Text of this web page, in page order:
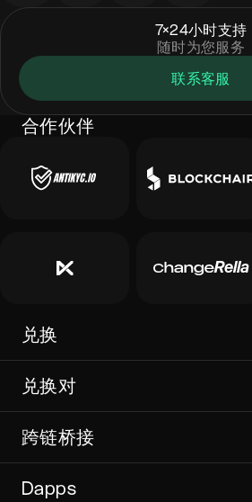
7×24小时支持
随时为您服务
联系客服
合作伙伴
兑换
兑换对
跨链桥接
Dapps